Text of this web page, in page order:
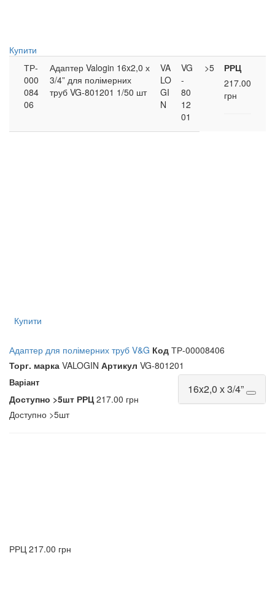
Купити
ТР-
000
084
06
Адаптер Valogin 16x2,0 х
3/4” для полімерних
труб VG-801201 1/50 шт
VA
LO
GI
N
VG
-
80
12
01
>5
РРЦ
217.00
грн
Купити
Адаптер для полімерних труб V&G Код ТР-00008406
Торг. марка VALOGIN Артикул VG-801201
Варіант 16x2,0 х 3/4”
Доступно >5шт РРЦ217.00 грн
Доступно >5шт
РРЦ 217.00 грн